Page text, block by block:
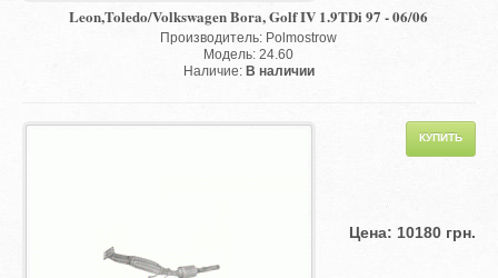
Leon,Toledo/Volkswagen Bora, Golf IV 1.9TDi 97 - 06/06
Производитель: Polmostrow
Модель: 24.60
Наличие: В наличии
Цена: 10180 грн.